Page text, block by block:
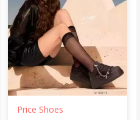
Price Shoes